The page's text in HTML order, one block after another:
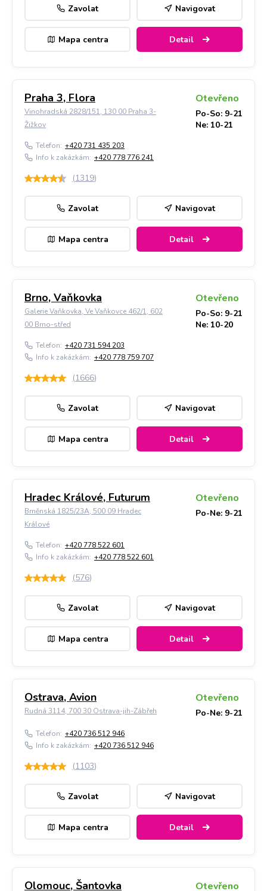
Zavolat Navigovat
Mapa centra Detail
Praha 3, Flora
Vinohradská 2828/151, 130 00 Praha 3-
Žižkov
Otevřeno
Po-So: 9-21
Ne: 10-21
Telefon: +420 731 435 203
Info k zakázkám: +420 778 776 241
(1319)
Zavolat Navigovat
Mapa centra Detail
Brno, Vaňkovka
Galerie Vaňkovka, Ve Vaňkovce 462/1, 602
00 Brno-střed
Otevřeno
Po-So: 9-21
Ne: 10-20
Telefon: +420 731 594 203
Info k zakázkám: +420 778 759 707
(1666)
Zavolat Navigovat
Mapa centra Detail
Hradec Králové, Futurum
Brněnská 1825/23A, 500 09 Hradec
Králové
Otevřeno
Po-Ne: 9-21
Telefon: +420 778 522 601
Info k zakázkám: +420 778 522 601
(576)
Zavolat Navigovat
Mapa centra Detail
Ostrava, Avion
Rudná 3114, 700 30 Ostrava-jih-Zábřeh
Otevřeno
Po-Ne: 9-21
Telefon: +420 736 512 946
Info k zakázkám: +420 736 512 946
(1103)
Zavolat Navigovat
Mapa centra Detail
Olomouc, Šantovka Otevřeno